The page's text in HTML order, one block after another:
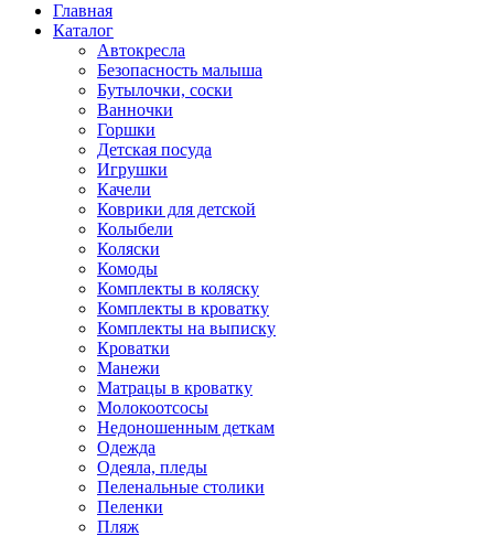
Главная
Каталог
Автокресла
Безопасность малыша
Бутылочки, соски
Ванночки
Горшки
Детская посуда
Игрушки
Качели
Коврики для детской
Колыбели
Коляски
Комоды
Комплекты в коляску
Комплекты в кроватку
Комплекты на выписку
Кроватки
Манежи
Матрацы в кроватку
Молокоотсосы
Недоношенным деткам
Одежда
Одеяла, пледы
Пеленальные столики
Пеленки
Пляж